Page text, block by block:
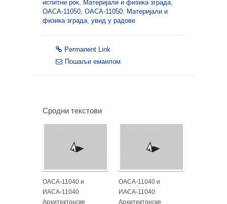
испитни рок, Материјали и физика зграда,
ОАСА-11050, ОАСА-11050: Материјали и
физика зграда, увид у радове
Permanent Link
Пошаљи емаилом
Сродни текстови
ОАСА-11040 и
ИАСА-11040
Архитектонске
ОАСА-11040 и
ИАСА-11040
Архитектонске